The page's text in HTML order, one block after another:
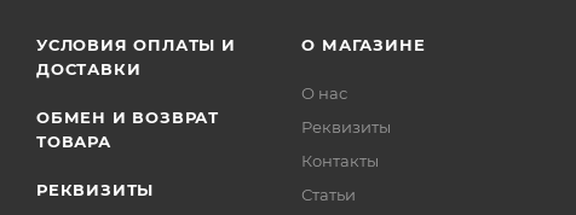
УСЛОВИЯ ОПЛАТЫ И
ДОСТАВКИ
ОБМЕН И ВОЗВРАТ
ТОВАРА
РЕКВИЗИТЫ
О МАГАЗИНЕ
О нас
Реквизиты
Контакты
Статьи